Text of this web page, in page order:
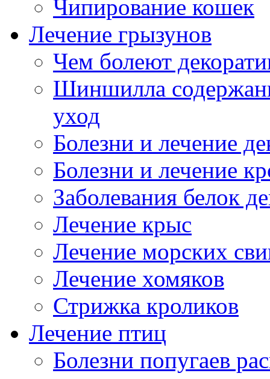
Чипирование кошек
Лечение грызунов
Чем болеют
Шиншилла
уход
Болезни и лечение
Болезни и лечение
Заболевания белок
Лечение крыс
Лечение морских
Лечение хомяков
Стрижка кроликов
Лечение птиц
Болезни попугаев